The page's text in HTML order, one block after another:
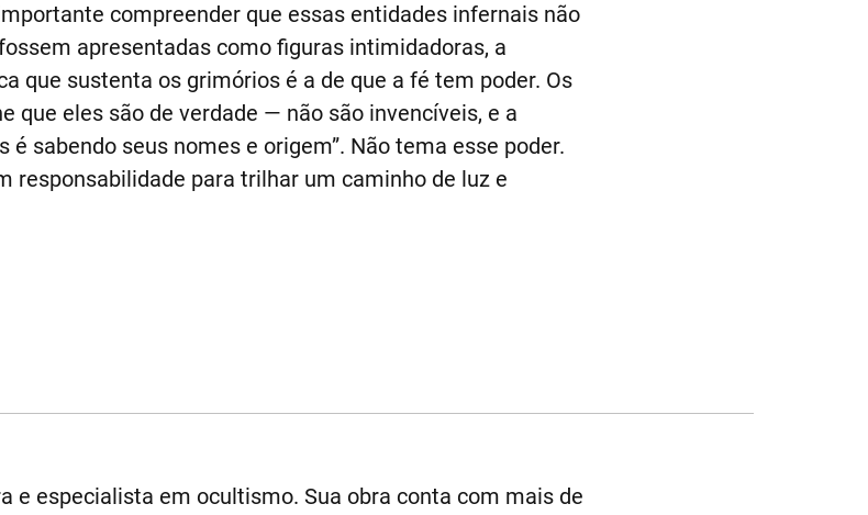
compreender que essas entidades infernais não
apresentadas como figuras intimidadoras, a
que sustenta os grimórios é a de que a fé tem poder. Os
que eles são de verdade — não são invencíveis, e a
sabendo seus nomes e origem”. Não tema esse poder.
responsabilidade para trilhar um caminho de luz e
e especialista em ocultismo. Sua obra conta com mais de